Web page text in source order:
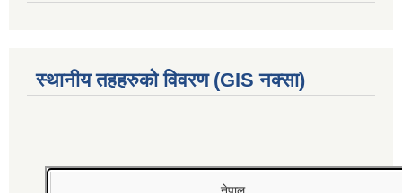
स्थानीय तहहरुको विवरण (GIS नक्सा)